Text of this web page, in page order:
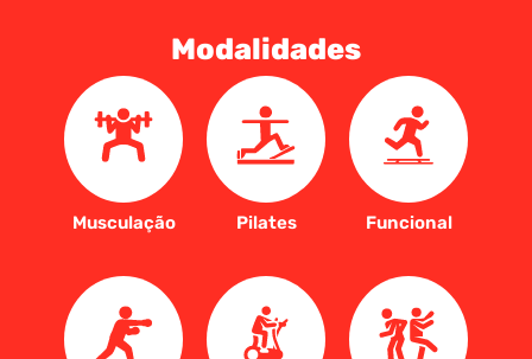
Modalidades
Musculação Pilates Funcional